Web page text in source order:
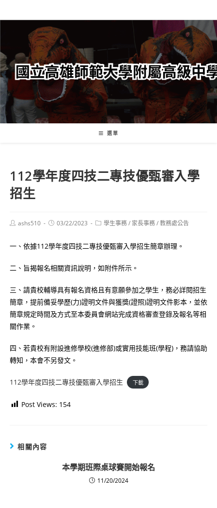
轉
要
內
容
選單
112學年度四技二專技優甄審入學
招生
Postashs510
Post03/22/2023
Post學生事務/ 家長事務/教務處公告
一、依據112學年度四技二專技優甄審入學招生簡章辦理。
二、旨揭報名相關資訊說明，如附件所示。
三、請貴校輔導具有報名資格且有意願參加之學生，務必詳閱招生
簡章，提前備妥學歷(力)證明文件與獲獎(證照)證明文件影本，並依
簡章規定時間及方式至本委員會網站完成資格審查登錄及報名等相
關作業。
四、若貴校有附設進修學校(進修部)或實用技能班(學程)，務請協助
轉知，本會不另發文。
112學年度四技二專技優甄審入學招生 下載
Post Views: 154
相關內容
本學期班際桌球賽開始報名
11/20/2024